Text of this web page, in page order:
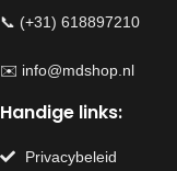
📞 (+31) 618897210
✉️ info@mdshop.nl
Handige links:
Privacybeleid